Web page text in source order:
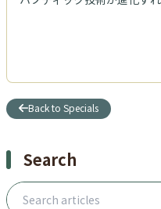
Back to Specials
Search
Search articles